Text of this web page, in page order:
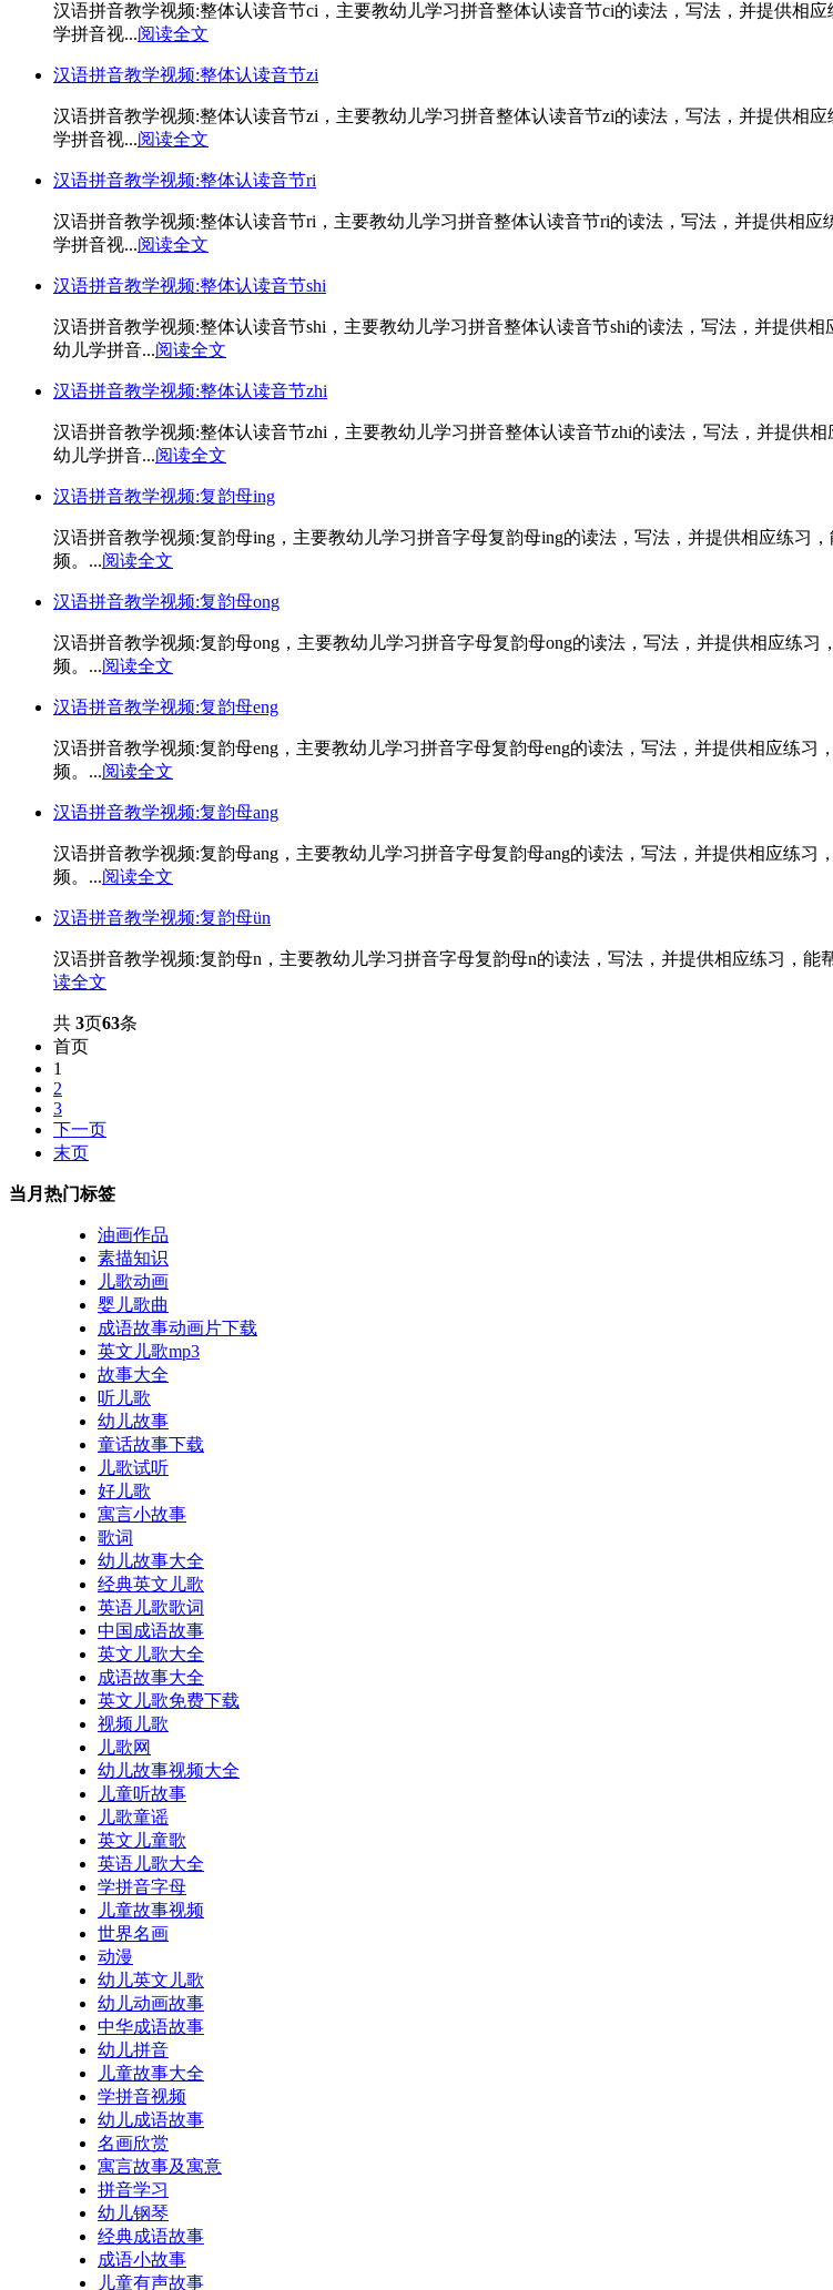
汉语拼音教学视频:整体认读音节ci，主要教幼儿学习拼音整体认读音节ci的读法，写法，并提供相
学拼音视...阅读全文
汉语拼音教学视频:整体认读音节zi
汉语拼音教学视频:整体认读音节zi，主要教幼儿学习拼音整体认读音节zi的读法，写法，并提供相
学拼音视...阅读全文
汉语拼音教学视频:整体认读音节ri
汉语拼音教学视频:整体认读音节ri，主要教幼儿学习拼音整体认读音节ri的读法，写法，并提供相
学拼音视...阅读全文
汉语拼音教学视频:整体认读音节shi
汉语拼音教学视频:整体认读音节shi，主要教幼儿学习拼音整体认读音节shi的读法，写法，并提供
幼儿学拼音...阅读全文
汉语拼音教学视频:整体认读音节zhi
汉语拼音教学视频:整体认读音节zhi，主要教幼儿学习拼音整体认读音节zhi的读法，写法，并提供
幼儿学拼音...阅读全文
汉语拼音教学视频:复韵母ing
汉语拼音教学视频:复韵母ing，主要教幼儿学习拼音字母复韵母ing的读法，写法，并提供相应练习
频。...阅读全文
汉语拼音教学视频:复韵母ong
汉语拼音教学视频:复韵母ong，主要教幼儿学习拼音字母复韵母ong的读法，写法，并提供相应练
频。...阅读全文
汉语拼音教学视频:复韵母eng
汉语拼音教学视频:复韵母eng，主要教幼儿学习拼音字母复韵母eng的读法，写法，并提供相应练
频。...阅读全文
汉语拼音教学视频:复韵母ang
汉语拼音教学视频:复韵母ang，主要教幼儿学习拼音字母复韵母ang的读法，写法，并提供相应练
频。...阅读全文
汉语拼音教学视频:复韵母ün
汉语拼音教学视频:复韵母n，主要教幼儿学习拼音字母复韵母n的读法，写法，并提供相应练习，
读全文
共 3页63条
首页
1
2
3
下一页
末页
当月热门标签
油画作品
素描知识
儿歌动画
婴儿歌曲
成语故事动画片下载
英文儿歌mp3
故事大全
听儿歌
幼儿故事
童话故事下载
儿歌试听
好儿歌
寓言小故事
歌词
幼儿故事大全
经典英文儿歌
英语儿歌歌词
中国成语故事
英文儿歌大全
成语故事大全
英文儿歌免费下载
视频儿歌
儿歌网
幼儿故事视频大全
儿童听故事
儿歌童谣
英文儿童歌
英语儿歌大全
学拼音字母
儿童故事视频
世界名画
动漫
幼儿英文儿歌
幼儿动画故事
中华成语故事
幼儿拼音
儿童故事大全
学拼音视频
幼儿成语故事
名画欣赏
寓言故事及寓意
拼音学习
幼儿钢琴
经典成语故事
成语小故事
儿童有声故事